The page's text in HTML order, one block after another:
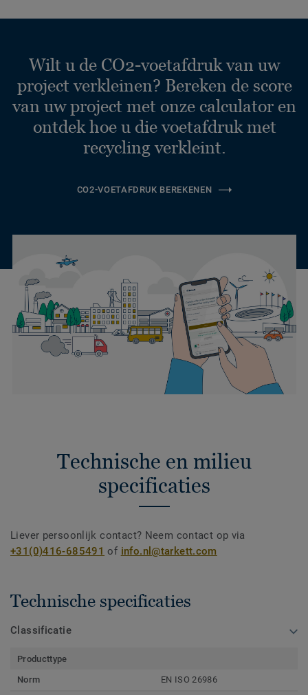
Wilt u de CO2-voetafdruk van uw
project verkleinen? Bereken de score
van uw project met onze calculator en
ontdek hoe u die voetafdruk met
recycling verkleint.
CO2-VOETAFDRUK BEREKENEN
Technische en milieu
specificaties
Liever persoonlijk contact? Neem contact op via
+31(0)416-685491 of info.nl@tarkett.com
Technische specificaties
Classificatie
Producttype
Norm
EN ISO 26986